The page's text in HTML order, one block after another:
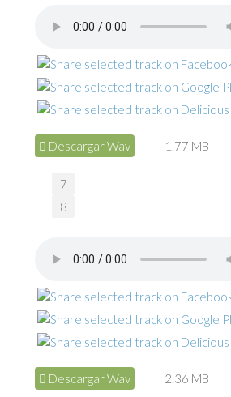
Descargar Wav 1.77 MB
Descargar Wav 2.36 MB
7
8